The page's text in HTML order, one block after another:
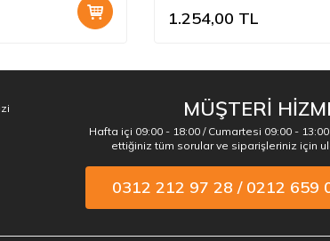
1.254,00 TL
MÜŞTERİ
Hafta içi 09:00 - 18:00 / Cumartesi 09:00 -
ettiğiniz tüm sorular ve siparişleriniz için
0312 212 97 28 / 0212 659